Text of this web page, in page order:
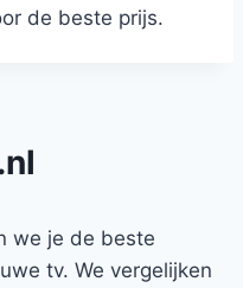
de beste prijs.
we je de beste
tv. We vergelijken